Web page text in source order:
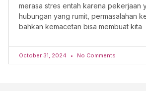
merasa stres entah karena pekerjaan
hubungan yang rumit, permasalahan
bahkan kemacetan bisa membuat kita
October 31, 2024 No Comments